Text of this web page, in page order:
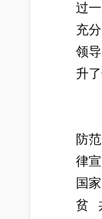
过
充
领
升
防
律
国
贫